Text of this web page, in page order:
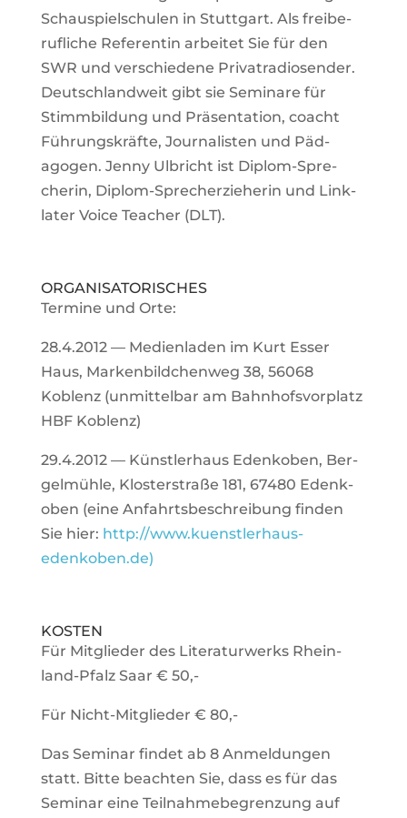
Schau­spiel­schulen in Stutt­gart. Als frei­be­
ruf­liche Refe­rentin arbeitet Sie für den
SWR und ver­schie­dene Pri­vat­ra­dio­sender.
Deutsch­land­weit gibt sie Semi­nare für
Stimm­bil­dung und Prä­sen­ta­tion, coacht
Füh­rungs­kräfte, Jour­na­listen und Päd­
agogen. Jenny Ulb­richt ist Diplom-Spre­
cherin, Diplom-Sprech­erzie­herin und Link­
later Voice Tea­cher (DLT).
ORGA­NI­SA­TO­RI­SCHES
Ter­mine und Orte:
28.4.2012 — Medi­en­laden im Kurt Esser
Haus, Mar­ken­bild­chenweg 38, 56068
Koblenz (unmit­telbar am Bahn­hofs­vor­platz
HBF Koblenz)
29.4.2012 — Künst­ler­haus Edenk­oben, Ber­
gel­mühle, Klos­ter­straße 181, 67480 Edenk­
oben (eine Anfahrts­be­schrei­bung finden
Sie hier: http://www.kuenstlerhaus-
edenkoben.de)
KOSTEN
Für Mit­glieder des Lite­ra­tur­werks Rhein­
land-Pfalz Saar € 50,-
Für Nicht-Mit­glieder € 80,-
Das Seminar findet ab 8 Anmel­dungen
statt. Bitte beachten Sie, dass es für das
Seminar eine Teil­nah­me­be­gren­zung auf